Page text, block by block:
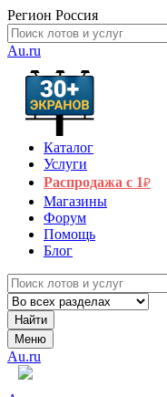
Регион Россия
Au.ru
Каталог
Услуги
Распродажа с 1₽
Магазины
Форум
Помощь
Блог
Найти
Меню
Au.ru